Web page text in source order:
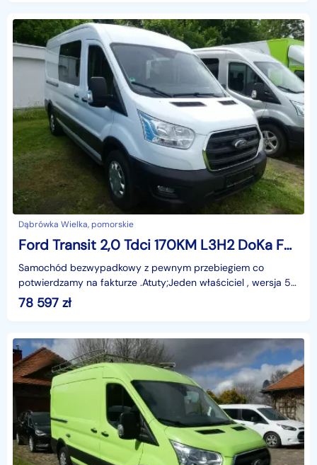
Dąbrówka Wielka, pomorskie
Ford Transit 2,0 Tdci 170KM L3H2 DoKa FT 350 F. VAT-23
Samochód bezwypadkowy z pewnym przebiegiem co
potwierdzamy na fakturze .Atuty;Jeden właściciel , wersja 5
osobowa , PDC przód i tył , klimatyzacja przód i tył ,
78 597 zł